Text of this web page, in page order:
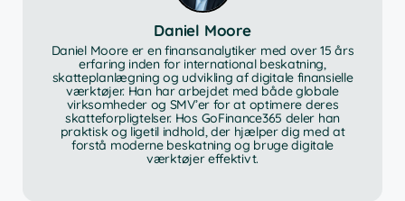
Daniel Moore
Daniel Moore er en finansanalytiker med over 15 års
erfaring inden for international beskatning,
skatteplanlægning og udvikling af digitale finansielle
værktøjer. Han har arbejdet med både globale
virksomheder og SMV’er for at optimere deres
skatteforpligtelser. Hos GoFinance365 deler han
praktisk og ligetil indhold, der hjælper dig med at
forstå moderne beskatning og bruge digitale
værktøjer effektivt.